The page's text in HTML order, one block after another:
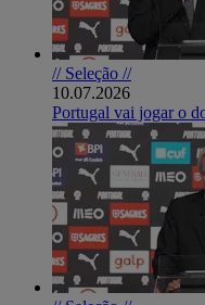
// Seleção //
10.07.2026
Portugal vai jogar o